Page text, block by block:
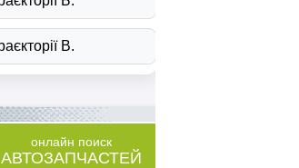
онлайн поиск
АВТОЗАПЧАСТЕЙ